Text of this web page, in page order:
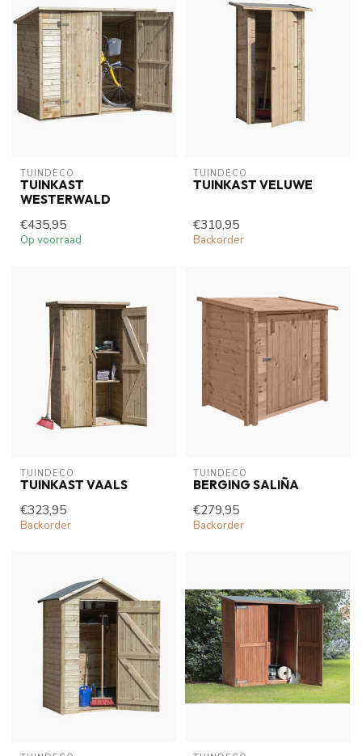
TUINDECO
TUINKAST
WESTERWALD
€435,95
Op voorraad
TUINDECO
TUINKAST VELUWE
€310,95
Backorder
TUINDECO
TUINKAST VAALS
€323,95
Backorder
TUINDECO
BERGING SALIÑA
€279,95
Backorder